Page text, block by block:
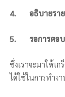
4. อธิบายรายล
5. รอการตอบ
ซึ่งเราจะมาให้เ
ได้ใช้ในการทำงา